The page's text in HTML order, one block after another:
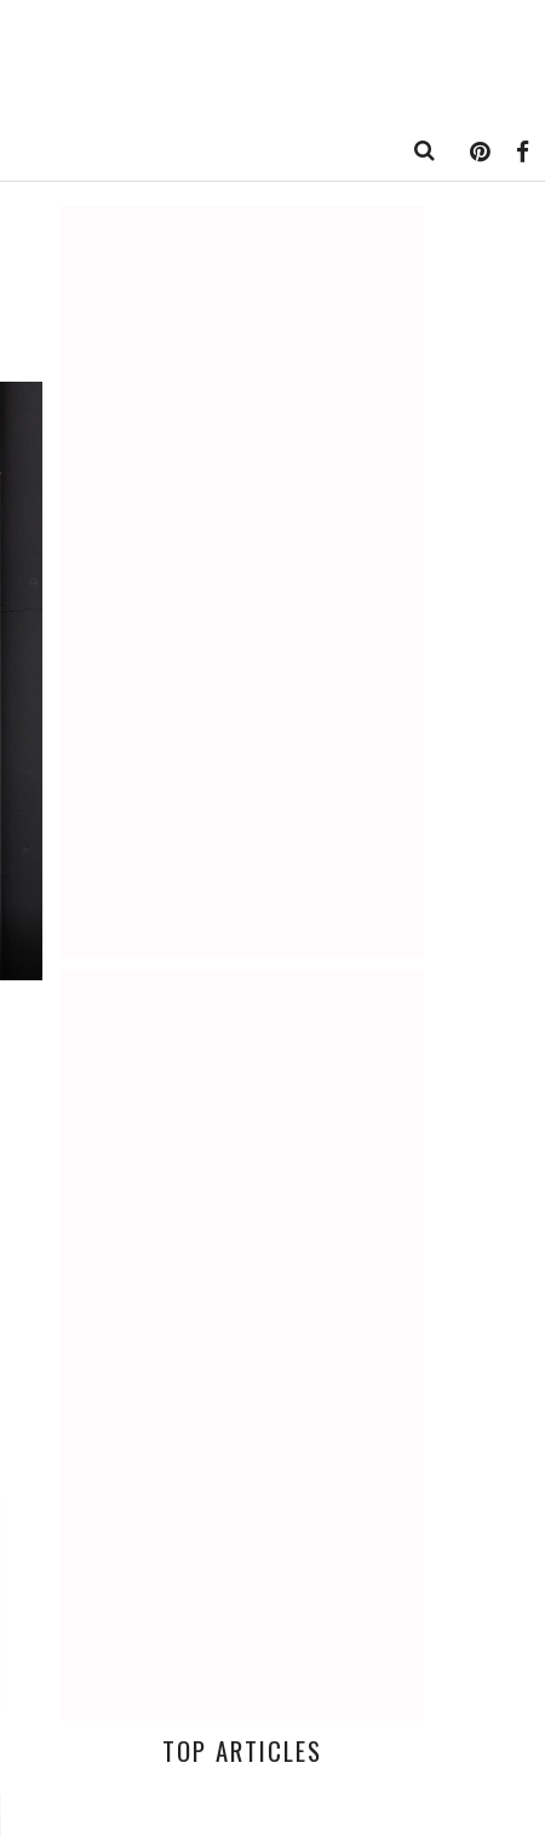
TOP ARTICLES